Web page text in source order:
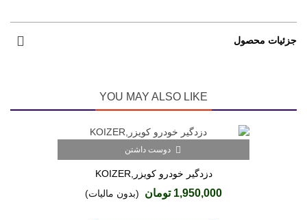
جزئیات محصول
YOU MAY ALSO LIKE
دوست داشتن
دزدگیر خودرو کویزر,KOIZER
1,950,000 تومان (بدون مالیات)